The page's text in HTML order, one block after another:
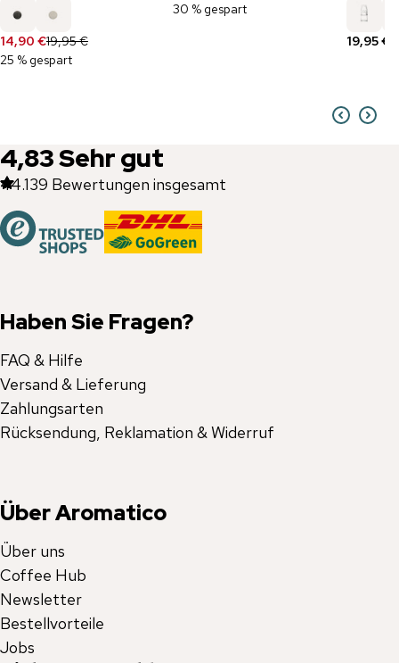
14,90 €19,95 €
25 % gespart
30 % gespart
19,95 €
4,83Sehr gut
44.139 Bewertungen insgesamt
Haben Sie Fragen?
FAQ & Hilfe
Versand & Lieferung
Zahlungsarten
Rücksendung, Reklamation & Widerruf
Über Aromatico
Über uns
Coffee Hub
Newsletter
Bestellvorteile
Jobs